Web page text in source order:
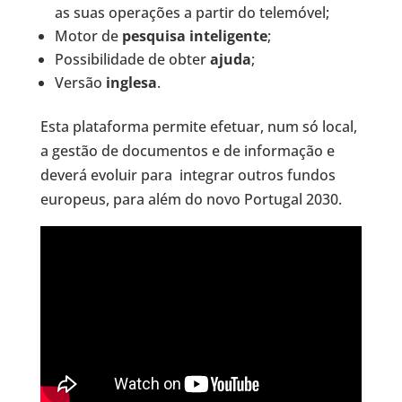
as suas operações a partir do telemóvel;
Motor de pesquisa inteligente;
Possibilidade de obterajuda;
Versão inglesa.
Esta plataforma permite efetuar, num só local,
a gestão de documentos e de informação e
deverá evoluir para integrar outros fundos
europeus, para além do novo Portugal 2030.